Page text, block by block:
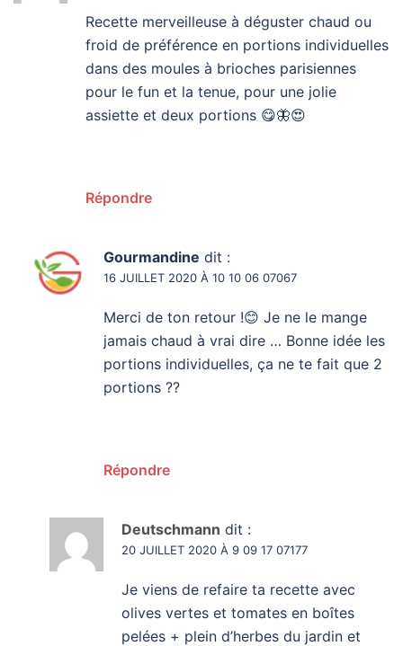
Recette merveilleuse à déguster chaud ou
froid de préférence en portions individuelles
dans des moules à brioches parisiennes
pour le fun et la tenue, pour une jolie
assiette et deux portions 😋🦋😍
Répondre
Gourmandine dit :
16 JUILLET 2020 À 10 10 06 07067
Merci de ton retour !😊 Je ne le mange
jamais chaud à vrai dire … Bonne idée les
portions individuelles, ça ne te fait que 2
portions ??
Répondre
Deutschmann dit :
20 JUILLET 2020 À 9 09 17 07177
Je viens de refaire ta recette avec
olives vertes et tomates en boîtes
pelées + plein d’herbes du jardin et